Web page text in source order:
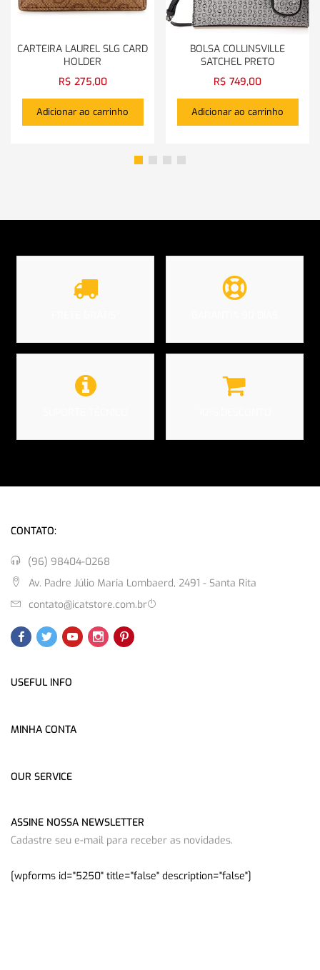
CARTEIRA LAUREL SLG CARD
HOLDER
R$ 275,00
Adicionar ao carrinho
BOLSA COLLINSVILLE
SATCHEL PRETO
R$ 749,00
Adicionar ao carrinho
CONTATO:
(96) 98404-0268
Av. Padre Júlio Maria Lombaerd, 2491 - Santa Rita
contato@icatstore.com.br
USEFUL INFO
MINHA CONTA
OUR SERVICE
ASSINE NOSSA NEWSLETTER
Cadastre seu e-mail para receber as novidades.
[wpforms id="5250" title="false" description="false"]